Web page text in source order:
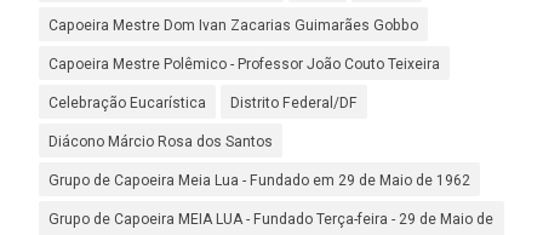
Capoeira Mestre Dom Ivan Zacarias Guimarães Gobbo
Capoeira Mestre Polêmico - Professor João Couto Teixeira
Celebração Eucarística Distrito Federal/DF
Diácono Márcio Rosa dos Santos
Grupo de Capoeira Meia Lua - Fundado em 29 de Maio de 1962
Grupo de Capoeira MEIA LUA - Fundado Terça-feira - 29 de Maio de